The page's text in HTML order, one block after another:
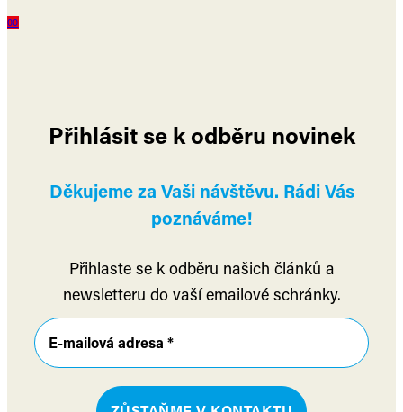
00
Přihlásit se k odběru novinek
Děkujeme za Vaši návštěvu. Rádi Vás
poznáváme!
Přihlaste se k odběru našich článků a
newsletteru do vaší emailové schránky.